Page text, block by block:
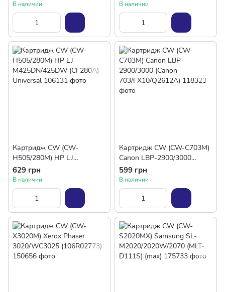
В наличии
D111S)
В наличии
Картридж CW (CW-
H505/280M) HP LJ
M425DN/425DW (CF280A)
Universal
629 грн
В наличии
Картридж CW (CW-C703M)
Canon LBP-2900/3000
(Canon 703/FX10/Q2612A)
599 грн
В наличии